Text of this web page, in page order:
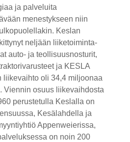
ja palveluita
menestykseen niin
Keslan
neljään liiketoiminta-
auto- ja teollisuusnosturit,
ja KESLA
liikevaihto oli 34,4 miljoonaa
Viennin osuus liikevaihdosta
perustetulla Keslalla on
Kesälahdella ja
Appenweierissa,
on noin 200